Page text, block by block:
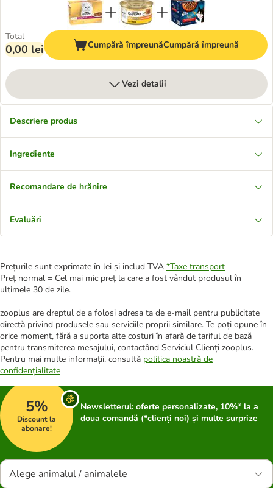
Total
0,00 lei Cumpără împreunăCumpără împreună
Vezi detalii
Descriere produs
Ingrediente
Recomandare de hrănire
Evaluări
Prețurile sunt exprimate în lei și includ TVA *Taxe transport
Preț normal = Cel mai mic preț la care a fost vândut produsul în
ultimele 30 de zile.
zooplus are dreptul de a folosi adresa ta de e-mail pentru publicitate
directă privind produsele sau serviciile proprii similare. Te poți opune în
orice moment, fără a suporta alte costuri în afară de tariful de bază
pentru transmiterea mesajului, contactând Serviciul Clienți zooplus.
Pentru mai multe informații, consultă politica noastră de
confidențialitate
5%
Discount la
abonare!
Newsletterul: oferte personalizate, 10%* la a
doua comandă (*clienți noi) și multe surprize
Alege animalul / animalele